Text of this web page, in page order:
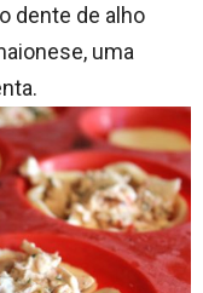
dente de alho
uma